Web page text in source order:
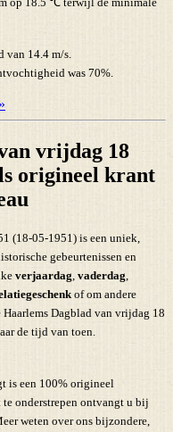
van 14.4 m/s.
was 70%.
vrijdag 18
origineel krant
(18-05-1951) is een uniek,
gebeurtenissen en
verjaardag, vaderdag,
of om andere
Dagblad van vrijdag 18
de tijd van toen.
is een 100% origineel
onderstrepen ontvangt u bij
weten over ons bijzondere,